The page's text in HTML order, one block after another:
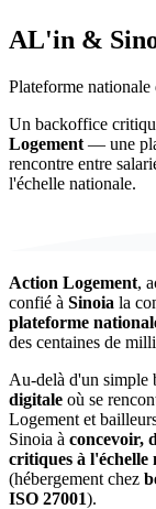
AL'in &
Plateforme nationale
Un backoffice
Logement — une
rencontre entre
l'échelle nationale.
Action Logement,
confié à Sinoia la
plateforme
des centaines de
Au-delà d'un simple
digitale où se
Logement et
Sinoia à concevoir,
critiques à l'échelle
(hébergement chez
ISO 27001).